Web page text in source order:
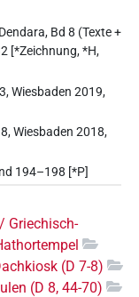
Bd 8 (Texte +
[*Zeichnung, *H,
Wiesbaden 2019,
Wiesbaden 2018,
194–198 [*P]
Griechisch-
(D 7-8)
(D 8, 44-70)